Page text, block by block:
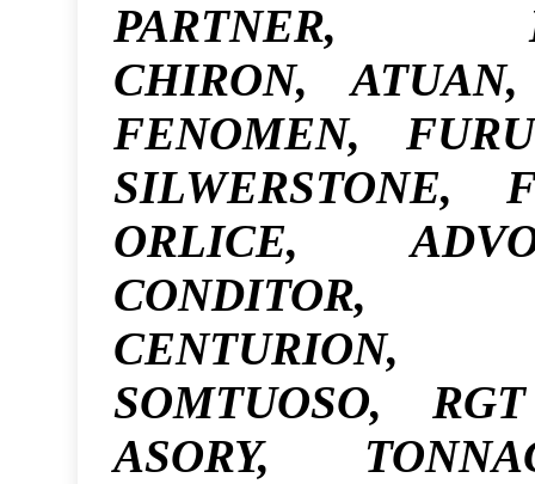
PARTNER,
CHIRON,
FENOMEN,
SILWERSTONE,
ORLICE,
CONDITOR,
CENTURION,
SOMTUOSO,
ASORY,